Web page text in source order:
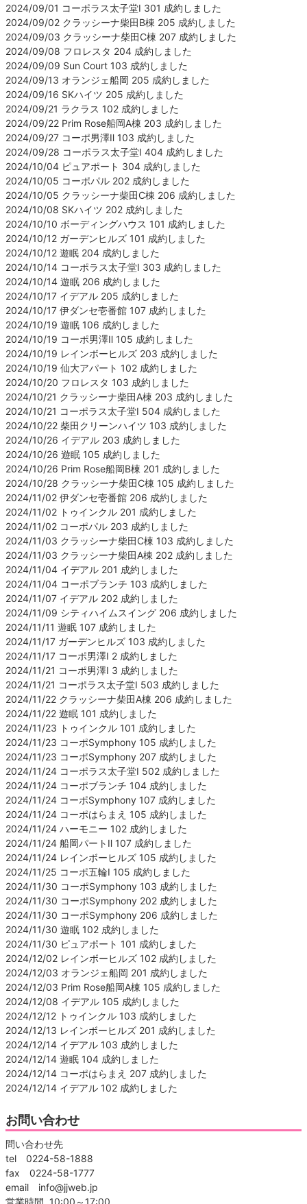
2024/09/01 コーポラス太子堂Ⅰ 301 成約しました
2024/09/02 クラッシーナ柴田B棟 205 成約しました
2024/09/03 クラッシーナ柴田C棟 207 成約しました
2024/09/08 フロレスタ 204 成約しました
2024/09/09 Sun Court 103 成約しました
2024/09/13 オランジェ船岡 205 成約しました
2024/09/16 SKハイツ 205 成約しました
2024/09/21 ラクラス 102 成約しました
2024/09/22 Prim Rose船岡A棟 203 成約しました
2024/09/27 コーポ男澤Ⅱ 103 成約しました
2024/09/28 コーポラス太子堂Ⅰ 404 成約しました
2024/10/04 ピュアポート 304 成約しました
2024/10/05 コーポパル 202 成約しました
2024/10/05 クラッシーナ柴田C棟 206 成約しました
2024/10/08 SKハイツ 202 成約しました
2024/10/10 ボーディングハウス 101 成約しました
2024/10/12 ガーデンヒルズ 101 成約しました
2024/10/12 遊眠 204 成約しました
2024/10/14 コーポラス太子堂Ⅰ 303 成約しました
2024/10/14 遊眠 206 成約しました
2024/10/17 イデアル 205 成約しました
2024/10/17 伊ダンセ壱番館 107 成約しました
2024/10/19 遊眠 106 成約しました
2024/10/19 コーポ男澤Ⅱ 105 成約しました
2024/10/19 レインボーヒルズ 203 成約しました
2024/10/19 仙大アパート 102 成約しました
2024/10/20 フロレスタ 103 成約しました
2024/10/21 クラッシーナ柴田A棟 203 成約しました
2024/10/21 コーポラス太子堂Ⅰ 504 成約しました
2024/10/22 柴田クリーンハイツ 103 成約しました
2024/10/26 イデアル 203 成約しました
2024/10/26 遊眠 105 成約しました
2024/10/26 Prim Rose船岡B棟 201 成約しました
2024/10/28 クラッシーナ柴田C棟 105 成約しました
2024/11/02 伊ダンセ壱番館 206 成約しました
2024/11/02 トゥインクル 201 成約しました
2024/11/02 コーポパル 203 成約しました
2024/11/03 クラッシーナ柴田C棟 103 成約しました
2024/11/03 クラッシーナ柴田A棟 202 成約しました
2024/11/04 イデアル 201 成約しました
2024/11/04 コーポブランチ 103 成約しました
2024/11/07 イデアル 202 成約しました
2024/11/09 シティハイムスイング 206 成約しました
2024/11/11 遊眠 107 成約しました
2024/11/17 ガーデンヒルズ 103 成約しました
2024/11/17 コーポ男澤Ⅰ 2 成約しました
2024/11/21 コーポ男澤Ⅰ 3 成約しました
2024/11/21 コーポラス太子堂Ⅰ 503 成約しました
2024/11/22 クラッシーナ柴田A棟 206 成約しました
2024/11/22 遊眠 101 成約しました
2024/11/23 トゥインクル 101 成約しました
2024/11/23 コーポSymphony 105 成約しました
2024/11/23 コーポSymphony 207 成約しました
2024/11/24 コーポラス太子堂Ⅰ 502 成約しました
2024/11/24 コーポブランチ 104 成約しました
2024/11/24 コーポSymphony 107 成約しました
2024/11/24 コーポはらまえ 105 成約しました
2024/11/24 ハーモニー 102 成約しました
2024/11/24 船岡パートⅡ 107 成約しました
2024/11/24 レインボーヒルズ 105 成約しました
2024/11/25 コーポ五輪Ⅰ 105 成約しました
2024/11/30 コーポSymphony 103 成約しました
2024/11/30 コーポSymphony 202 成約しました
2024/11/30 コーポSymphony 206 成約しました
2024/11/30 遊眠 102 成約しました
2024/11/30 ピュアポート 101 成約しました
2024/12/02 レインボーヒルズ 102 成約しました
2024/12/03 オランジェ船岡 201 成約しました
2024/12/03 Prim Rose船岡A棟 105 成約しました
2024/12/08 イデアル 105 成約しました
2024/12/12 トゥインクル 103 成約しました
2024/12/13 レインボーヒルズ 201 成約しました
2024/12/14 イデアル 103 成約しました
2024/12/14 遊眠 104 成約しました
2024/12/14 コーポはらまえ 207 成約しました
2024/12/14 イデアル 102 成約しました
お問い合わせ
問い合わせ先
tel 0224-58-1888
fax 0224-58-1777
email info@jjweb.jp
営業時間 10:00～17:00